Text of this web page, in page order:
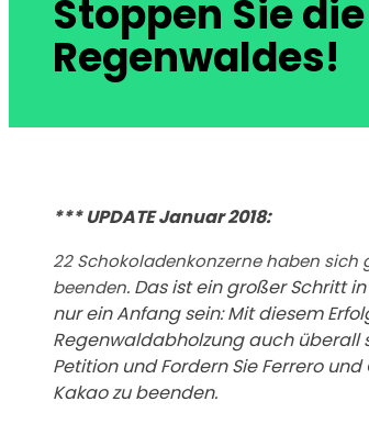
Stoppen Sie
Regenwaldes!
*** UPDATE Januar 2018:
22 Schokoladenkonzerne haben sich
beenden. Das ist ein großer Schritt
nur ein Anfang sein: Mit diesem
Regenwaldabholzung auch überall
Petition und Fordern Sie Ferrero
Kakao zu beenden.